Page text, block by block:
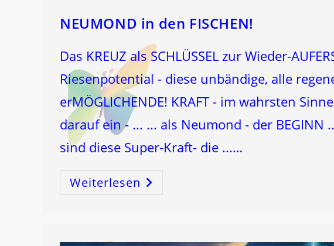
NEUMOND in den FISCHEN!
Das KREUZ als SCHLÜSSEL zur Wieder-
Riesenpotential - diese unbändige, alle
erMÖGLICHENDE! KRAFT - im wahrsten
darauf ein - ... ... als Neumond - der BEGINN
sind diese Super-Kraft- die ...…
Weiterlesen NEUMOND
In
Den